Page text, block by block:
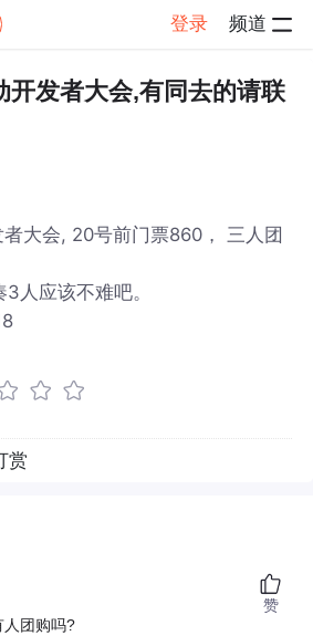
登录 频道
帖子详情
开发者大会,有同去的请联
大会, 20号前门票860， 三人团
人应该不难吧。
赏
人团购吗?
赞